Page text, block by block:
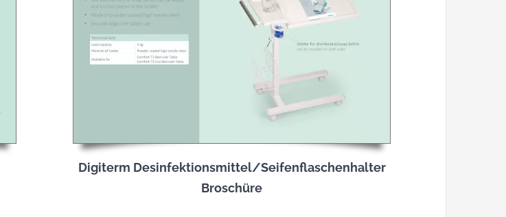
Digiterm Desinfektionsmittel/Seifenflaschenhalter
Broschüre